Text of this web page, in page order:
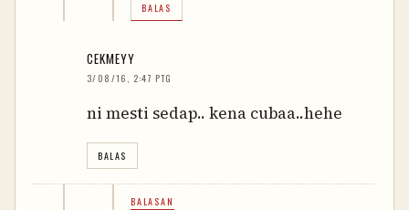
BALAS
CEKMEYY
3/08/16, 2:47 PTG
ni mesti sedap.. kena cubaa..hehe
BALAS
BALASAN